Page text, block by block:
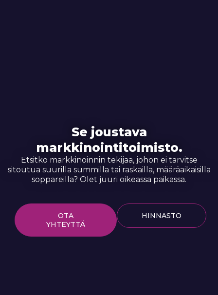
Se joustava
markkinointitoimisto.
Etsitkö markkinoinnin tekijää, johon ei tarvitse
sitoutua suurilla summilla tai raskailla, määräaikaisilla
soppareilla? Olet juuri oikeassa paikassa.
OTA
YHTEYTTÄ
HINNASTO